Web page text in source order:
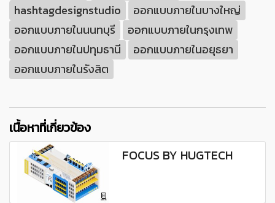
hashtagdesignstudio
ออกแบบภายในบางใหญ่
ออกแบบภายในนนทบุรี
ออกแบบภายในกรุงเทพ
ออกแบบภายในปทุมธานี
ออกแบบภายในอยุธยา
ออกแบบภายในรังสิต
เนื้อหาที่เกี่ยวข้อง
FOCUS BY HUGTECH